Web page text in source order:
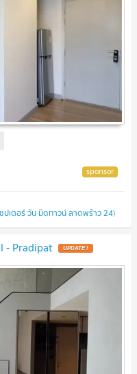
ปเตอร์ วัน มิดทาวน์ ลาดพร้าว 24)
- Pradipat